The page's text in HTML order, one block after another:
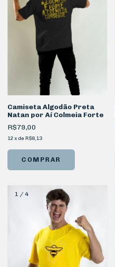
Camiseta Algodão Preta
Natan por Aí Colmeia Forte
R$79,00
12 x de R$8,13
COMPRAR
1 / 4